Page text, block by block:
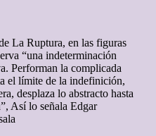
La Ruptura, en las figuras
“una indeterminación
Performan la complicada
el límite de la indefinición,
desplaza lo abstracto hasta
Así lo señala Edgar